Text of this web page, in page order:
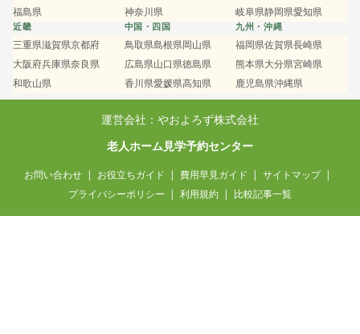
福島県
神奈川県
岐阜県静岡県愛知県
近畿
三重県滋賀県京都府
大阪府兵庫県奈良県
和歌山県
中国・四国
鳥取県島根県岡山県
広島県山口県徳島県
香川県愛媛県高知県
九州・沖縄
福岡県佐賀県長崎県
熊本県大分県宮崎県
鹿児島県沖縄県
運営会社：やおよろず株式会社
老人ホーム見学予約センター
お問い合わせ お役立ちガイド 費用早見ガイド
サイトマップ
プライバシーポリシー
利用規約 比較記事一覧